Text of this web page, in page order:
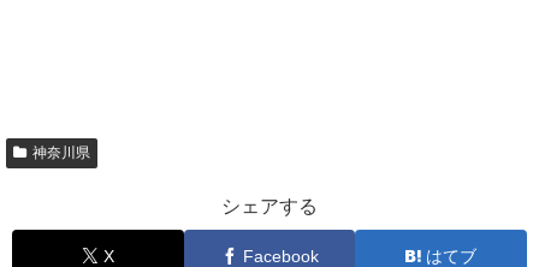
神奈川県
シェアする
X Facebook はてブ